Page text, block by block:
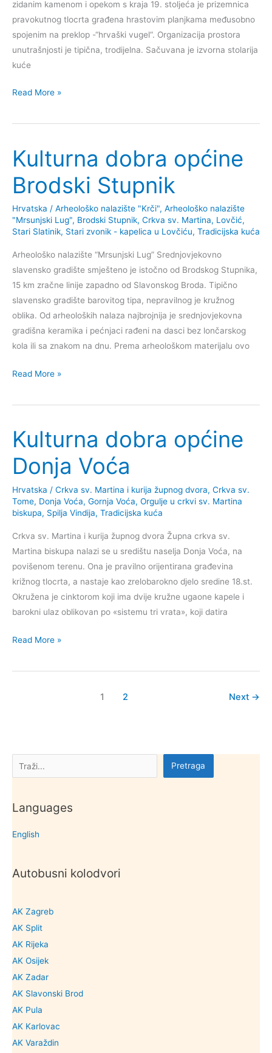
Pretraga Pretraga
Languages
English
Autobusni kolodvori
AK Zagreb
AK Split
AK Rijeka
AK Osijek
AK Zadar
AK Slavonski Brod
AK Pula
AK Karlovac
AK Varaždin
zidanim kamenom i opekom s kraja 19. stoljeća je prizemnica
pravokutnog tlocrta građena hrastovim planjkama međusobno
spojenim na preklop -“hrvaški vugel“. Organizacija prostora
unutrašnjosti je tipična, trodijelna. Sačuvana je izvorna stolarija
kuće
Kulturna
općine
Read More »
Kulturna dobra općine
Brodski Stupnik
Hrvatska / Arheološko nalazište "Krči", Arheološko nalazište
"Mrsunjski Lug", Brodski Stupnik, Crkva sv. Martina, Lovčić,
Stari Slatinik, Stari zvonik - kapelica u Lovčiću, Tradicijska kuća
Arheološko nalazište “Mrsunjski Lug” Srednjovjekovno
slavensko gradište smješteno je istočno od Brodskog Stupnika,
15 km zračne linije zapadno od Slavonskog Broda. Tipično
slavensko gradište barovitog tipa, nepravilnog je kružnog
oblika. Od arheoloških nalaza najbrojnija je srednjovjekovna
gradišna keramika i pećnjaci rađeni na dasci bez lončarskog
kola ili sa znakom na dnu. Prema arheološkom materijalu ovo
Kulturna
općine
Stupnik
Read More »
Kulturna dobra općine
Donja Voća
Hrvatska / Crkva sv. Martina i kurija župnog dvora, Crkva sv.
Tome, Donja Voća, Gornja Voća, Orgulje u crkvi sv. Martina
biskupa, Spilja Vindija, Tradicijska kuća
Crkva sv. Martina i kurija župnog dvora Župna crkva sv.
Martina biskupa nalazi se u središtu naselja Donja Voća, na
povišenom terenu. Ona je pravilno orijentirana građevina
križnog tlocrta, a nastaje kao zrelobarokno djelo sredine 18.st.
Okružena je cinktorom koji ima dvije kružne ugaone kapele i
barokni ulaz oblikovan po «sistemu tri vrata», koji datira
Kulturna
općine
Read More »
1 2 Next →